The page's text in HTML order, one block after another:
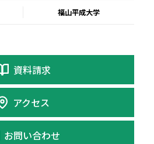
福山平成大学
資料請求
アクセス
お問い合わせ